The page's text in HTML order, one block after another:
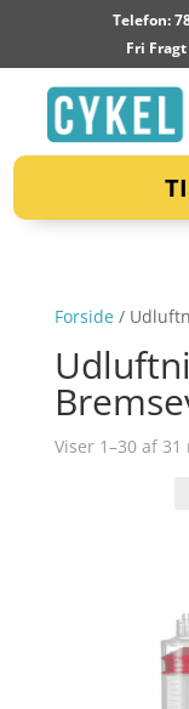
Telefon:
Fri
Forside/
Viser 1–30 af